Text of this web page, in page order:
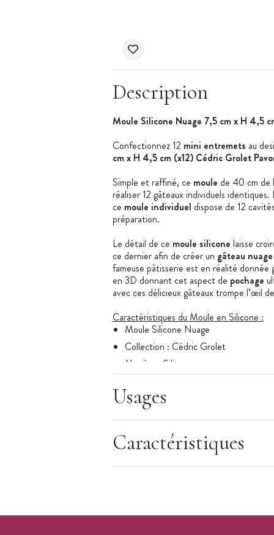
Description
Moule Silicone Nuage 7,5 cm x H 4,5
Confectionnez 12 mini entremets au
cm x H 4,5 cm (x12) Cédric Grolet
Simple et raffiné, ce moule de 40 cm de
réaliser 12 gâteaux individuels
ce moule individuel dispose de 12
préparation.
Le détail de ce moule silicone laisse
ce dernier afin de créer un gâteau nuage
fameuse pâtisserie est en réalité donnée
en 3D donnant cet aspect de pochage
avec ces délicieux gâteaux trompe l’œil
Caractéristiques du Moule en Silicone :
Moule Silicone Nuage
Collection : Cédric Grolet
Matière : Silicone
Forme du moule : rond avec détails
Contenance empreinte : 140 ml
Contenance totale : 1680 ml
Dimensions d'une empreinte : Ø 7,5
Peut aller au lave-vaisselle
Usages
Caractéristiques